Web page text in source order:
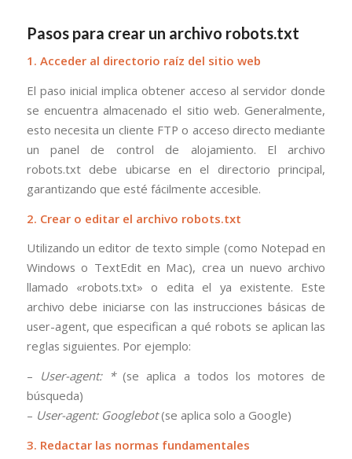
Pasos para crear un archivo robots.txt
1. Acceder al directorio raíz del sitio web
El paso inicial implica obtener acceso al servidor donde
se encuentra almacenado el sitio web. Generalmente,
esto necesita un cliente FTP o acceso directo mediante
un panel de control de alojamiento. El archivo
robots.txt debe ubicarse en el directorio principal,
garantizando que esté fácilmente accesible.
2. Crear o editar el archivo robots.txt
Utilizando un editor de texto simple (como Notepad en
Windows o TextEdit en Mac), crea un nuevo archivo
llamado «robots.txt» o edita el ya existente. Este
archivo debe iniciarse con las instrucciones básicas de
user-agent, que especifican a qué robots se aplican las
reglas siguientes. Por ejemplo:
– User-agent: *(se aplica a todos los motores de
búsqueda)
– User-agent: Googlebot(se aplica solo a Google)
3. Redactar las normas fundamentales